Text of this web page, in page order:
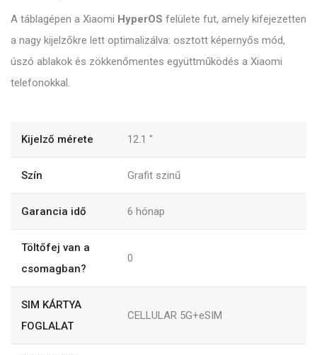
A táblagépen a Xiaomi HyperOS felülete fut, amely kifejezetten
a nagy kijelzőkre lett optimalizálva: osztott képernyős mód,
úszó ablakok és zökkenőmentes együttműködés a Xiaomi
telefonokkal.
Kijelző mérete 12.1 "
Szín Grafit szinű
Garancia idő 6 hónap
Töltőfej van a
csomagban?
0
SIM KÁRTYA
FOGLALAT
CELLULAR 5G+eSIM